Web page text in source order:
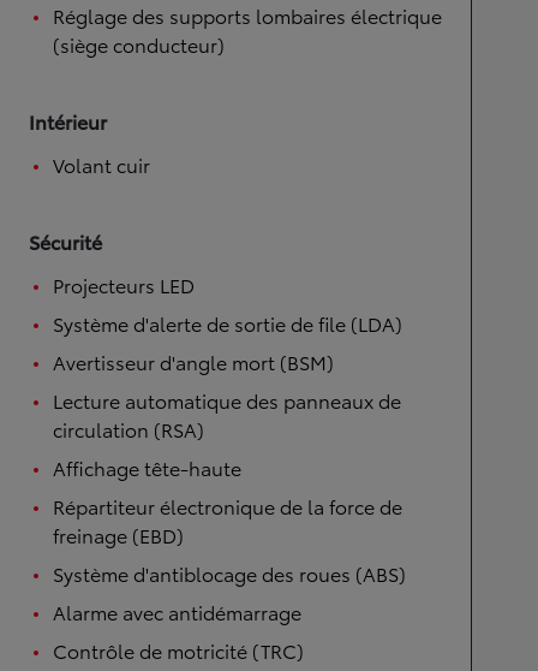
Réglage des supports lombaires électrique
(siège conducteur)
Intérieur
Volant cuir
Sécurité
Projecteurs LED
Système d'alerte de sortie de file (LDA)
Avertisseur d'angle mort (BSM)
Lecture automatique des panneaux de
circulation (RSA)
Affichage tête-haute
Répartiteur électronique de la force de
freinage (EBD)
Système d'antiblocage des roues (ABS)
Alarme avec antidémarrage
Contrôle de motricité (TRC)